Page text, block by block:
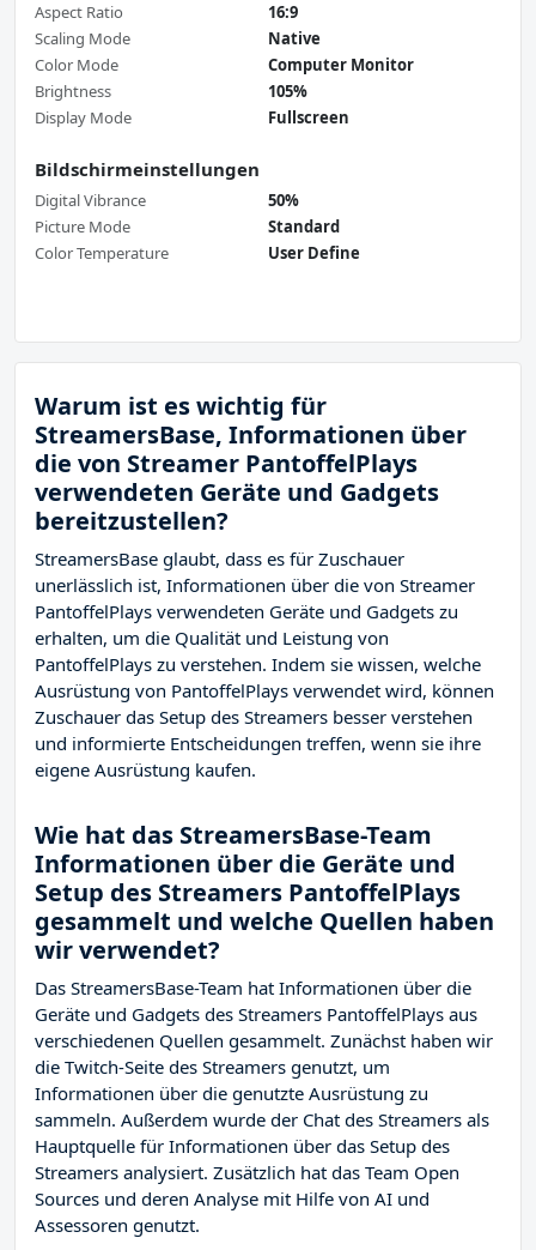
Aspect Ratio
16:9
Scaling Mode
Native
Color Mode
Computer Monitor
Brightness
105%
Display Mode
Fullscreen
Bildschirmeinstellungen
Digital Vibrance
50%
Picture Mode
Standard
Color Temperature
User Define
Warum ist es wichtig für
StreamersBase, Informationen über
die von Streamer PantoffelPlays
verwendeten Geräte und Gadgets
bereitzustellen?
StreamersBase glaubt, dass es für Zuschauer
unerlässlich ist, Informationen über die von Streamer
PantoffelPlays verwendeten Geräte und Gadgets zu
erhalten, um die Qualität und Leistung von
PantoffelPlays zu verstehen. Indem sie wissen, welche
Ausrüstung von PantoffelPlays verwendet wird, können
Zuschauer das Setup des Streamers besser verstehen
und informierte Entscheidungen treffen, wenn sie ihre
eigene Ausrüstung kaufen.
Wie hat das StreamersBase-Team
Informationen über die Geräte und
Setup des Streamers PantoffelPlays
gesammelt und welche Quellen haben
wir verwendet?
Das StreamersBase-Team hat Informationen über die
Geräte und Gadgets des Streamers PantoffelPlays aus
verschiedenen Quellen gesammelt. Zunächst haben wir
die Twitch-Seite des Streamers genutzt, um
Informationen über die genutzte Ausrüstung zu
sammeln. Außerdem wurde der Chat des Streamers als
Hauptquelle für Informationen über das Setup des
Streamers analysiert. Zusätzlich hat das Team Open
Sources und deren Analyse mit Hilfe von AI und
Assessoren genutzt.